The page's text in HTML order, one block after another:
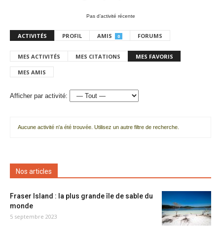
Pas d’activité récente
ACTIVITÉS PROFIL AMIS 0 FORUMS
MES ACTIVITÉS MES CITATIONS MES FAVORIS
MES AMIS
Afficher par activité:
Aucune activité n'a été trouvée. Utilisez un autre filtre de recherche.
Nos articles
Fraser Island : la plus grande île de sable du
monde
5 septembre 2023